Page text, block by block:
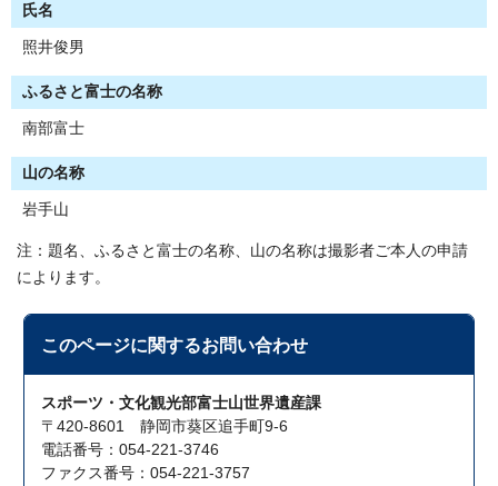
氏名
照井俊男
ふるさと富士の名称
南部富士
山の名称
岩手山
注：題名、ふるさと富士の名称、山の名称は撮影者ご本人の申請
によります。
このページに関するお問い合わせ
スポーツ・文化観光部富士山世界遺産課
〒420-8601 静岡市葵区追手町9-6
電話番号：054-221-3746
ファクス番号：054-221-3757